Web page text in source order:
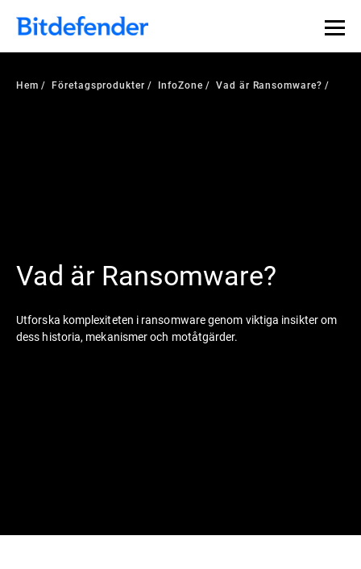
Hem Företagsprodukter InfoZone Vad är Ransomware?
Vad är Ransomware?
Utforska komplexiteten i ransomware genom viktiga insikter om
dess historia, mekanismer och motåtgärder.